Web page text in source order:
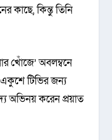
কাছে, কিন্তু তিনি
খোঁজে’ অবলম্বনে
একুশে টিভির জন্য
অভিনয় করেন প্রয়াত